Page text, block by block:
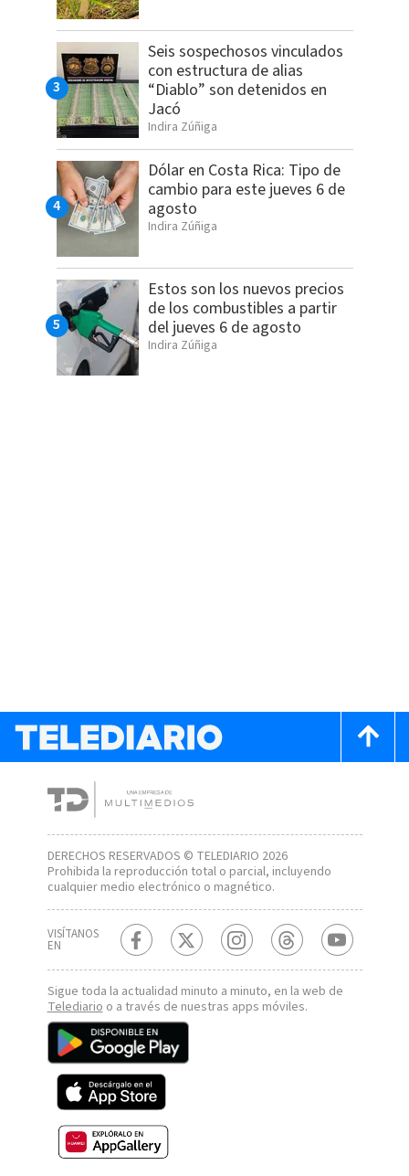
Seis sospechosos vinculados
con estructura de alias
“Diablo” son detenidos en
Jacó
Indira Zúñiga
Dólar en Costa Rica: Tipo de
cambio para este jueves 6 de
agosto
Indira Zúñiga
Estos son los nuevos precios
de los combustibles a partir
del jueves 6 de agosto
Indira Zúñiga
DERECHOS RESERVADOS © TELEDIARIO 2026
Prohibida la reproducción total o parcial, incluyendo
cualquier medio electrónico o magnético.
VISÍTANOS
EN
Sigue toda la actualidad minuto a minuto, en la web de
Telediarioo a través de nuestras apps móviles.